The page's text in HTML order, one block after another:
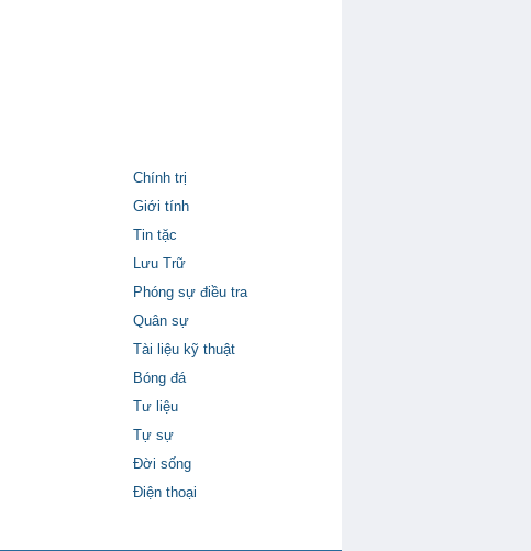
Chính trị
Giới tính
Tin tặc
Lưu Trữ
Phóng sự điều tra
Quân sự
Tài liệu kỹ thuật
Bóng đá
Tư liệu
Tự sự
Đời sống
Điện thoại